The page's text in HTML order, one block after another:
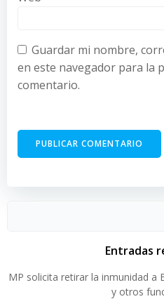
Guardar mi nombre,
en este navegador para la
comentario.
Entradas
MP solicita retirar la inmunidad a
y otros